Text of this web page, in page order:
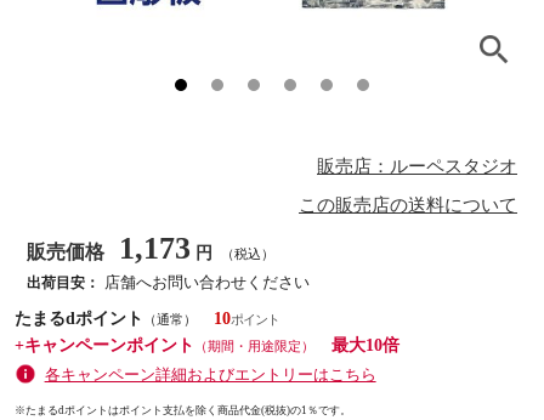
販売店：ルーペスタジオ
この販売店の送料について
販売価格 1,173 円 （税込）
出荷目安：
店舗へお問い合わせください
たまるdポイント
（通常）
10
+キャンペーンポイント
（期間・用途限定）
最大10倍
各キャンペーン詳細およびエントリーはこちら
※たまるdポイントはポイント支払を除く商品代金(税抜)の1％です。